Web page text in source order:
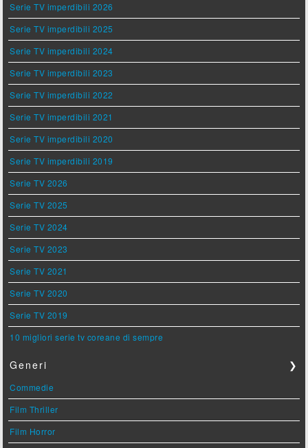
Serie TV imperdibili 2026
Serie TV imperdibili 2025
Serie TV imperdibili 2024
Serie TV imperdibili 2023
Serie TV imperdibili 2022
Serie TV imperdibili 2021
Serie TV imperdibili 2020
Serie TV imperdibili 2019
Serie TV 2026
Serie TV 2025
Serie TV 2024
Serie TV 2023
Serie TV 2021
Serie TV 2020
Serie TV 2019
10 migliori serie tv coreane di sempre
Generi ❯
Commedie
Film Thriller
Film Horror